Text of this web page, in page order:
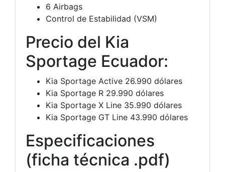
6 Airbags
Control de Estabilidad (VSM)
Precio del Kia
Sportage Ecuador:
Kia Sportage Active 26.990 dólares
Kia Sportage R 29.990 dólares
Kia Sportage X Line 35.990 dólares
Kia Sportage GT Line 43.990 dólares
Especificaciones
(ficha técnica .pdf)